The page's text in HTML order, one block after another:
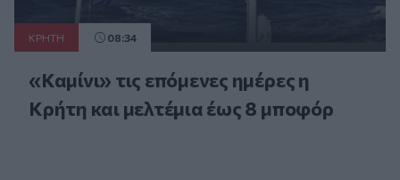
ΚΡΗΤΗ 08:34
«Καμίνι» τις επόμενες ημέρες η
Κρήτη και μελτέμια έως 8 μποφόρ